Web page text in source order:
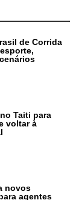
de Corrida
Taiti para
voltar à
novos
agentes